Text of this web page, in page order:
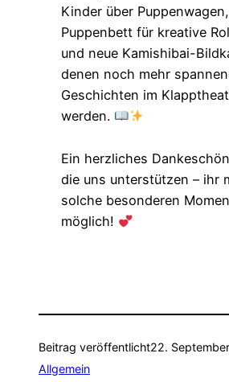
Kinder über
Puppenbett für kreative
und neue Kamishibai-
denen noch mehr
Geschichten im
werden.
Ein herzliches
die uns unterstützen – ihr
solche besonderen
möglich!
Beitrag veröffentlicht22.
Allgemein